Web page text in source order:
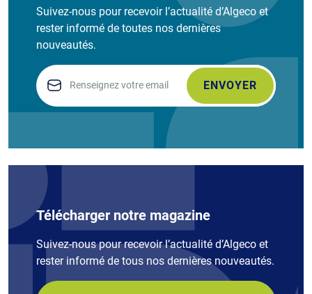
Suivez-nous pour recevoir l’actualité d’Algeco et
rester informé de toutes nos dernières
nouveautés.
Télécharger notre magazine
Suivez-nous pour recevoir l’actualité d’Algeco et
rester informé de tous nos dernières nouveautés.